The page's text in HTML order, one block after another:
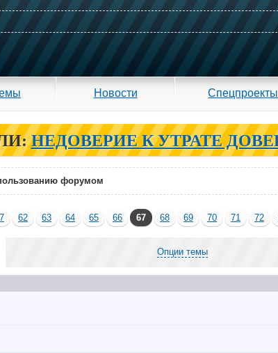
Новости Спецпроекты
НЕДОВЕРИЕ К УТРАТЕ
форумом
62 63 64 65 66 67 68 69 70 71 72
Опции темы